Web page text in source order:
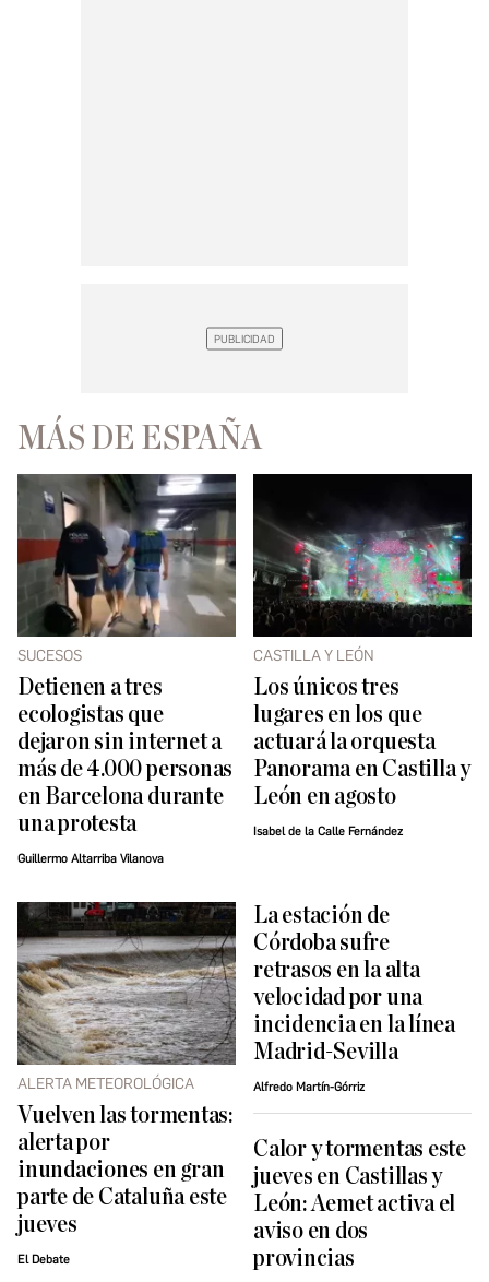
MÁS DE ESPAÑA
SUCESOS
Detienen a tres
ecologistas que
dejaron sin internet a
más de 4.000 personas
en Barcelona durante
una protesta
Guillermo Altarriba Vilanova
CASTILLA Y LEÓN
Los únicos tres
lugares en los que
actuará la orquesta
Panorama en Castilla y
León en agosto
Isabel de la Calle Fernández
ALERTA METEOROLÓGICA
Vuelven las tormentas:
alerta por
inundaciones en gran
parte de Cataluña este
jueves
El Debate
La estación de
Córdoba sufre
retrasos en la alta
velocidad por una
incidencia en la línea
Madrid-Sevilla
Alfredo Martín-Górriz
Calor y tormentas este
jueves en Castillas y
León: Aemet activa el
aviso en dos
provincias